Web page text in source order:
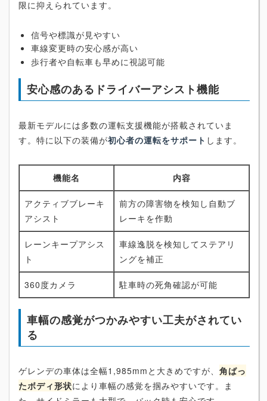
限に抑えられています。
信号や標識が見やすい
車線変更時の安心感が高い
歩行者や自転車も早めに視認可能
安心感のあるドライバーアシスト機能
最新モデルには多数の運転支援機能が搭載されていま
す。特に以下の装備が初心者の運転をサポート します。
機能名 内容
アクティブブレーキ
アシスト
前方の障害物を検知し自動ブ
レーキを作動
レーンキープアシス
ト
車線逸脱を検知してステアリ
ングを補正
360度カメラ 駐車時の死角確認が可能
車幅の感覚がつかみやすい工夫がされてい
る
ゲレンデの車体は全幅1,985mmと大きめですが、 角ばっ
たボディ形状により車幅の感覚を掴みやすいです。ま